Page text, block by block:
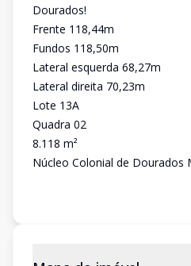
Dourados!
Frente 118,44m
Fundos 118,50m
Lateral esquerda 68,27m
Lateral direita 70,23m
Lote 13A
Quadra 02
8.118 m²
Núcleo Colonial de Dourados